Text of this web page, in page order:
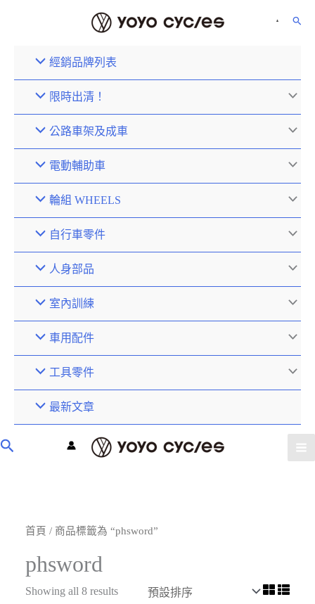
經銷品牌列表
限時出清！
公路車架及成車
電動輔助車
輪組 WHEELS
自行車零件
人身部品
室內訓練
車用配件
工具零件
最新文章
首頁 / 商品標籤為 “phsword”
phsword
Showing all 8 results